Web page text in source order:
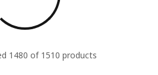
1480 of 1510 products